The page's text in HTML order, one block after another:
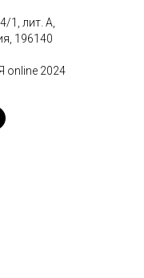
1, лит. А,
196140
online 2024